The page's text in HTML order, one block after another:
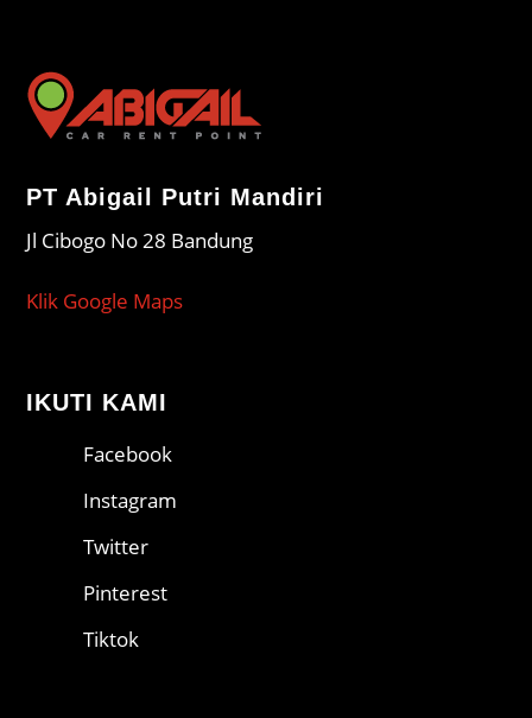
PT Abigail Putri Mandiri
Jl Cibogo No 28 Bandung
Klik Google Maps
IKUTI KAMI
Facebook
Instagram
Twitter
Pinterest
Tiktok